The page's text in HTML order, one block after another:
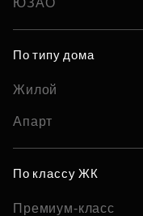
ЮЗАО
По типу дома
Жилой
Апарт
По классу ЖК
Премиум-класс